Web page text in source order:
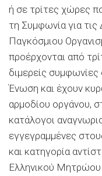
ή σε τρίτες χώρες
τη Συμφωνία για
Παγκόσμιου
προέρχονται από
διμερείς
Ένωση και έχουν
αρμοδίου οργάνου,
κατάλογοι
εγγεγραμμένες
και κατηγορία
Ελληνικού